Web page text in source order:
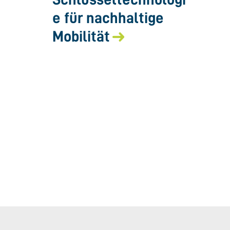
e für nachhaltige
Mobilität